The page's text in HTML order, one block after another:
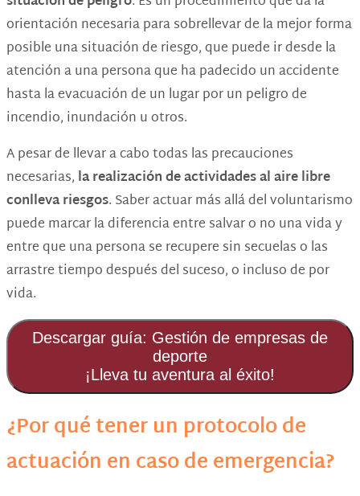
orientación necesaria para sobrellevar de la mejor forma
posible una situación de riesgo, que puede ir desde la
atención a una persona que ha padecido un accidente
hasta la evacuación de un lugar por un peligro de
incendio, inundación u otros.
A pesar de llevar a cabo todas las precauciones
necesarias, la realización de actividades al aire libre
conlleva riesgos. Saber actuar más allá del voluntarismo
puede marcar la diferencia entre salvar o no una vida y
entre que una persona se recupere sin secuelas o las
arrastre tiempo después del suceso, o incluso de por
vida.
Descargar guía: Gestión de empresas de
deporte
¡Lleva tu aventura al éxito!
¿Por qué tener un protocolo de
actuación en caso de emergencia?